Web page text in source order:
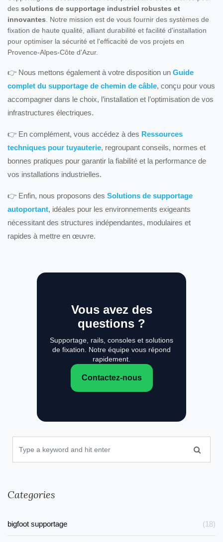
des solutions de supportage industriel robustes et
innovantes . Notre mission est de vous fournir des systèmes de
fixation de haute qualité, alliant durabilité et facilité d'installation
pour optimiser la sécurité et l'efficacité de vos projets en
Provence-Alpes-Côte d'Azur.
👉 Nous mettons également à votre disposition un Guide
complet du supportage de chemin de câble, conçu pour vous
accompagner dans le choix, l’installation et l’optimisation de vos
infrastructures électriques.
👉 En complément, vous accédez à des Ressources
techniques pour tuyauterie, regroupant conseils, normes et
bonnes pratiques pour garantir la fiabilité et la performance de
vos installations industrielles.
👉 Enfin, nous proposons des Solutions de supportage
autoportant, idéales pour les environnements exigeants
nécessitant des structures indépendantes, modulaires et
rapides à mettre en œuvre.
Vous avez des
questions ?
Supportage, rails, consoles et solutions
de fixation. Notre équipe vous répond
rapidement.
Contactez-nous
Categories
bigfoot supportage (18)